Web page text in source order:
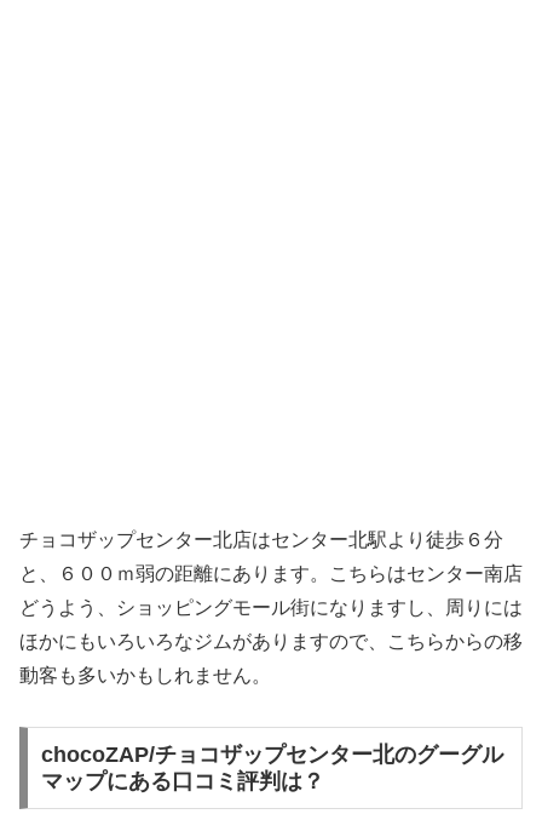
チョコザップセンター北店はセンター北駅より徒歩６分
と、６００ｍ弱の距離にあります。こちらはセンター南店
どうよう、ショッピングモール街になりますし、周りには
ほかにもいろいろなジムがありますので、こちらからの移
動客も多いかもしれません。
chocoZAP/チョコザップセンター北のグーグル
マップにある口コミ評判は？